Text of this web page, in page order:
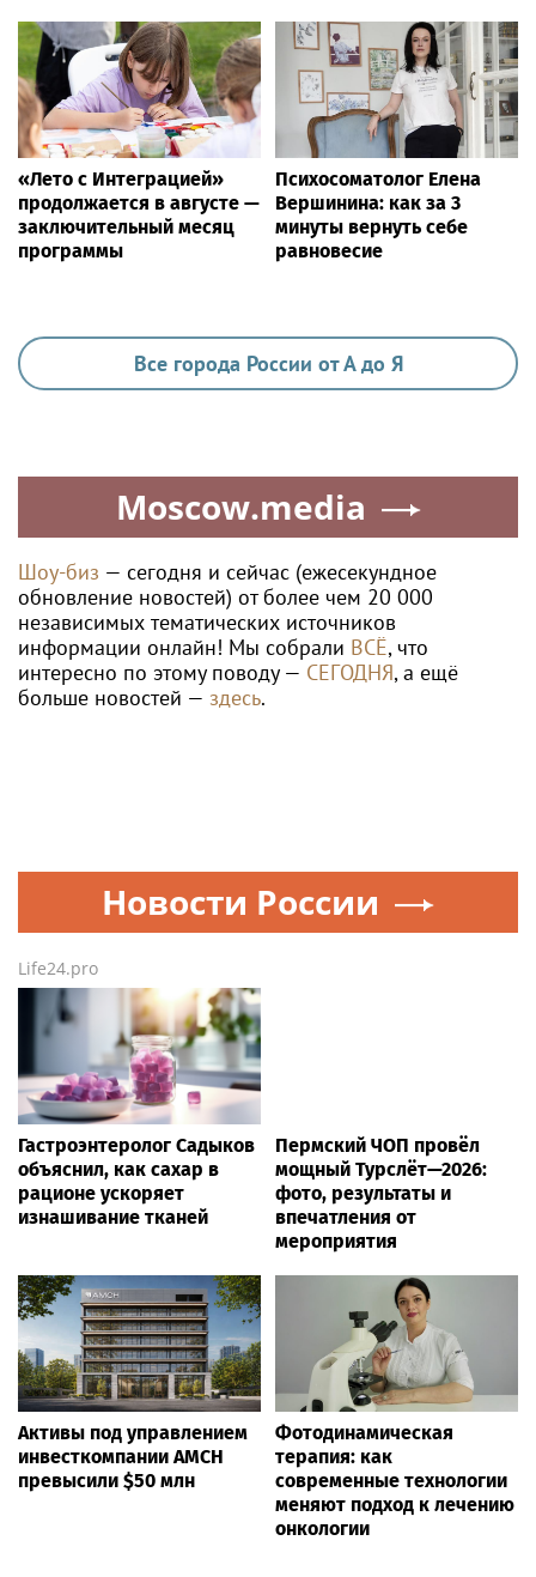
«Лето с Интеграцией»
продолжается в августе —
заключительный месяц
программы
Психосоматолог Елена
Вершинина: как за 3
минуты вернуть себе
равновесие
Все города России от А до Я
Moscow.media
Шоу-биз — сегодня и сейчас (ежесекундное
обновление новостей) от более чем 20 000
независимых тематических источников
информации онлайн! Мы собрали ВСЁ, что
интересно по этому поводу — СЕГОДНЯ, а ещё
больше новостей — здесь.
Новости России
Life24.pro
Гастроэнтеролог Садыков
объяснил, как сахар в
рационе ускоряет
изнашивание тканей
Пермский ЧОП провёл
мощный Турслёт—2026:
фото, результаты и
впечатления от
мероприятия
Активы под управлением
инвесткомпании AMCH
превысили $50 млн
Фотодинамическая
терапия: как
современные технологии
меняют подход к лечению
онкологии